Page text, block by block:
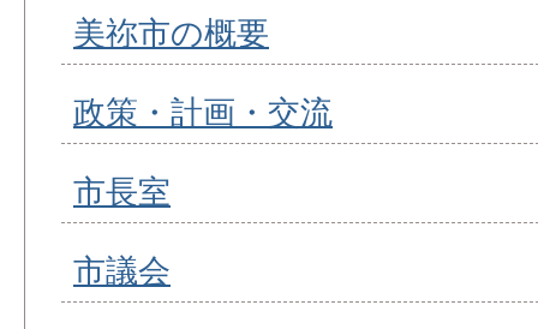
美祢市の概要
政策・計画・交流
市長室
市議会